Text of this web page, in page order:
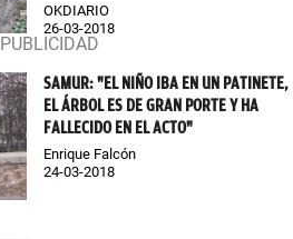
OKDIARIO
26-03-2018
SAMUR: "EL NIÑO IBA EN UN PATINETE,
EL ÁRBOL ES DE GRAN PORTE Y HA
FALLECIDO EN EL ACTO"
Enrique Falcón
24-03-2018